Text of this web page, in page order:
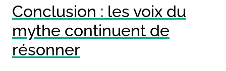
Conclusion : les voix du
mythe continuent de
résonner